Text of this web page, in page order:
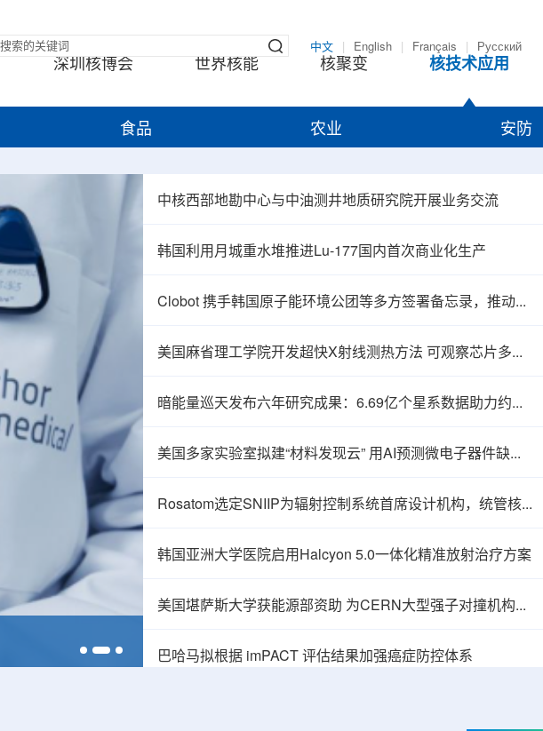
中文 English Français Русский
深圳核博会 世界核能 核聚变 核技术应用
食品 农业 安防
中核西部地勘中心与中油测井地质研究院开展业务交流
韩国利用月城重水堆推进Lu-177国内首次商业化生产
Clobot 携手韩国原子能环境公团等多方签署备忘录，推动放射性废物安全管理多机型机器人示范
美国麻省理工学院开发超快X射线测热方法 可观察芯片多层结构热传递
暗能量巡天发布六年研究成果：6.69亿个星系数据助力约束宇宙加速膨胀
美国多家实验室拟建“材料发现云” 用AI预测微电子器件缺陷影响
Rosatom选定SNIIP为辐射控制系统首席设计机构，统管核设施放射仪表标准化与进口替代保障
韩国亚洲大学医院启用Halcyon 5.0一体化精准放射治疗方案
美国堪萨斯大学获能源部资助 为CERN大型强子对撞机构建新一代探测器
巴哈马拟根据 imPACT 评估结果加强癌症防控体系